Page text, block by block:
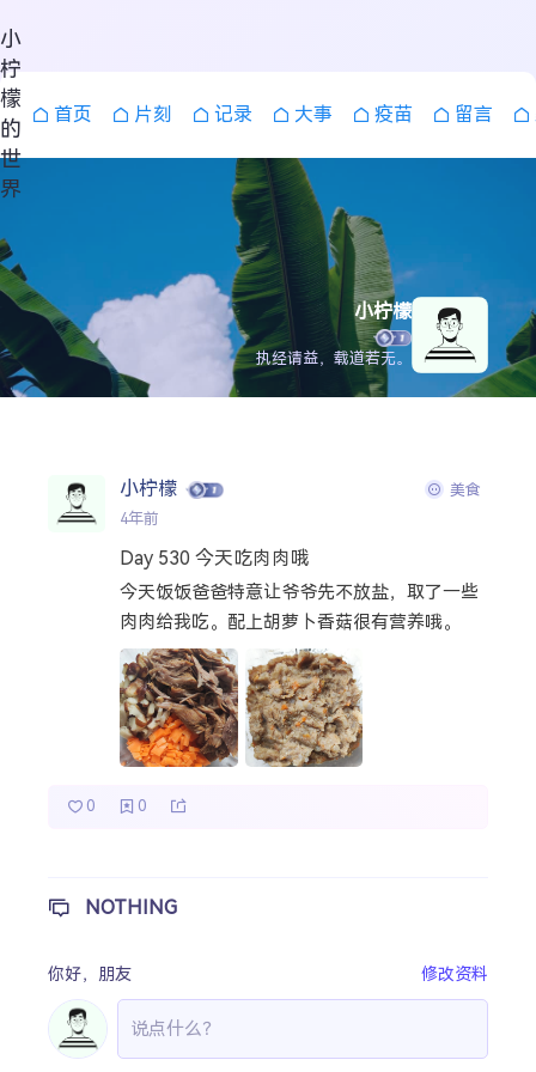
小
柠
檬
的
世
界
首页 片刻 记录 大事 疫苗 留言
宝宝辅食 宝宝课堂
小柠檬
执经请益，载道若无。
小柠檬
美食
4年前
Day 530 今天吃肉肉哦
今天饭饭爸爸特意让爷爷先不放盐，取了一些
肉肉给我吃。配上胡萝卜香菇很有营养哦。
0 0
NOTHING
你好， 朋友 修改资料